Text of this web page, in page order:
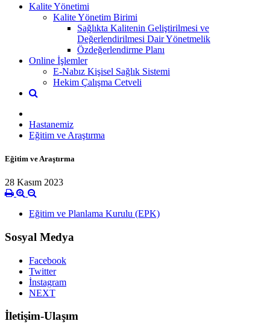
Kalite Yönetimi
Kalite Yönetim Birimi
Sağlıkta Kalitenin Geliştirilmesi ve
Değerlendirilmesi Dair Yönetmelik
Özdeğerlendirme Planı
Online İşlemler
E-Nabız Kişisel Sağlık Sistemi
Hekim Çalışma Cetveli
Hastanemiz
Eğitim ve Araştırma
Eğitim ve Araştırma
28 Kasım 2023
Eğitim ve Planlama Kurulu (EPK)
Sosyal Medya
Facebook
Twitter
İnstagram
NEXT
İletişim-Ulaşım